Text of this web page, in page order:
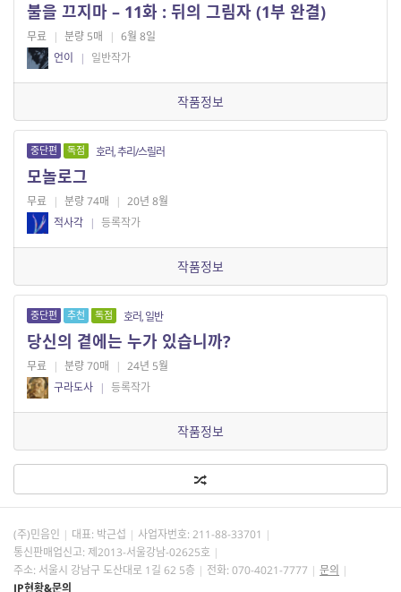
불을 끄지마 – 11화 : 뒤의 그림자 (1부 완결)
무료 | 분량 5매 | 6월 8일
언이
| 일반작가
작품정보
중단편 독점 호러, 추리/스릴러
모놀로그
무료 | 분량 74매 | 20년 8월
적사각 | 등록작가
작품정보
중단편 추천 독점 호러, 일반
당신의 곁에는 누가 있습니까?
무료 | 분량 70매 | 24년 5월
구라도사 | 등록작가
작품정보
(주)민음인 대표: 박근섭 사업자번호: 211-88-33701
통신판매업신고: 제2013-서울강남-02625호
주소: 서울시 강남구 도산대로 1길 62 5층
전화: 070-4021-7777
문의
IP현황&문의